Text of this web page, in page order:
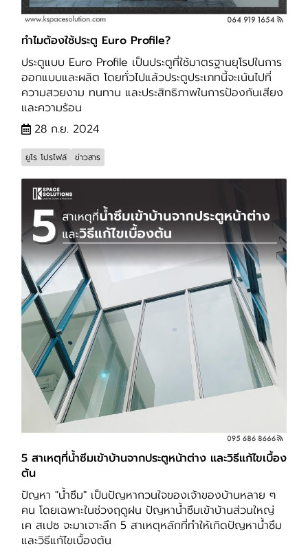
ทำไมต้องใช้ประตู Euro Profile?
ประตูแบบ Euro Profile เป็นประตูที่ใช้มาตรฐานยุโรปในการ
ออกแบบและผลิต โดยทั่วไปแล้วประตูประเภทนี้จะเน้นไปที่
ความสวยงาม ทนทาน และประสิทธิภาพในการป้องกันเสียง
และความร้อน
28 ก.ย. 2024
ยูโร โปรไฟล์ ข่าวสาร
5 สาเหตุที่น้ำซึมเข้าบ้านจากประตูหน้าต่าง และวิธีแก้ไขเบื้อง
ต้น
ปัญหา "น้ำซึม" เป็นปัญหากวนใจของเจ้าของบ้านหลาย ๆ
คน โดยเฉพาะในช่วงฤดูฝน ปัญหาน้ำซึมเข้าบ้านส่วนใหญ่
เค สเปซ จะมาเจาะลึก 5 สาเหตุหลักที่ทำให้เกิดปัญหาน้ำซึม
และวิธีแก้ไขเบื้องต้น